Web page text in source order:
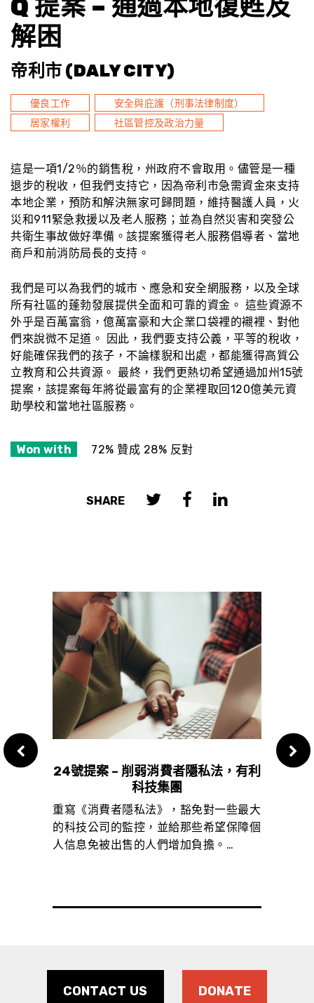
Q 提案 – 通過本地復甦及
解困
帝利市 (DALY CITY)
優良工作
安全與庇護（刑事法律制度）
居家權利
社區管控及政治力量
這是一項1/2％的銷售稅，州政府不會取用。儘管是一種
退步的稅收，但我們支持它，因為帝利市急需資金來支持
本地企業，預防和解決無家可歸問題，維持醫護人員，火
災和911緊急救援以及老人服務；並為自然災害和突發公
共衛生事故做好準備。該提案獲得老人服務倡導者、當地
商戶和前消防局長的支持。
我們是可以為我們的城市、應急和安全網服務，以及全球
所有社區的蓬勃發展提供全面和可靠的資金。 這些資源不
外乎是百萬富翁，億萬富豪和大企業口袋裡的襯裡、對他
們來說微不足道。 因此，我們要支持公義，平等的稅收，
好能確保我們的孩子，不論樣貎和出處，都能獲得高質公
立教育和公共資源。 最終，我們更熱切希望通過加州15號
提案，該提案每年將從最富有的企業裡取回120億美元資
助學校和當地社區服務。
Won with 72% 贊成 28% 反對
SHARE
險”
24號提案 – 削弱消費者隱私法，有利
科技集團
重寫《消費者隱私法》，豁免對一些最大
的科技公司的監控，並給那些希望保障個
人信息免被出售的人們增加負擔。…
23
CONTACT US DONATE